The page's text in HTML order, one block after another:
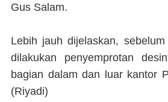
Gus Salam.
Lebih jauh dijelaskan,
dilakukan penyemprotan
bagian dalam dan luar kantor
(Riyadi)